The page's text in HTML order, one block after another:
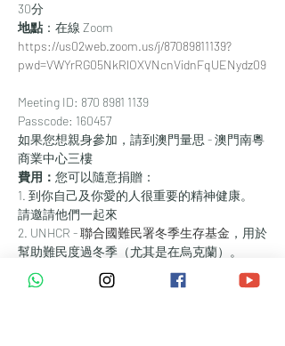
30分
地點 ：在線 Zoom
https://us02web.zoom.us/j/87089811139?
pwd=VWYrRG05NkRlOXVNcnVidnFqUENydz09
Meeting ID: 870 8981 1139
Passcode: 160457
如果您想親身參加，請到澳門量思 - 澳門南粵
商業中心三樓
費用： 您可以隨意捐贈：
1. 到你自己及你愛的人很重要的精神健康。
請邀請他們一起來
2. UNHCR - 聯合國難民署冬季生存基金 ，用於
幫助難民度過冬季（尤其是在烏克蘭）。
3. Extra Club 促進香港和澳門的心理健康和積
極心態。 > 在票價中輸入您希望捐贈的金額。